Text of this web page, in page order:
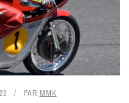
PAR MMK